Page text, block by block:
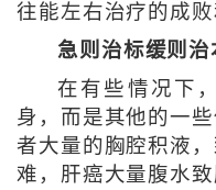
往能左右治疗的成
急则治标缓则治
在有些情况下
身，而是其他的一
者大量的胸腔积液
难，肝癌大量腹水